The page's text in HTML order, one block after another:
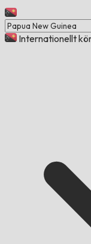
Internationellt